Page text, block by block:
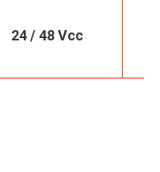
24 / 48 Vcc